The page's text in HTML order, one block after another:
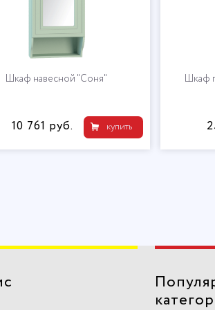
Шкаф навесной "Соня"
купить
10 761 руб.
Шкаф